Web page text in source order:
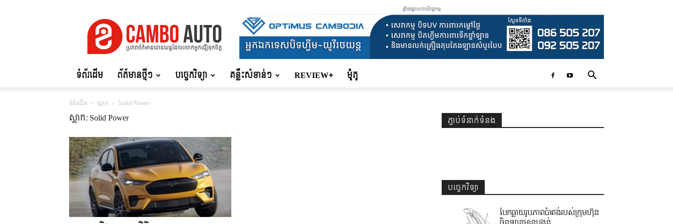
Auto
ផ្ទាំងផ្សាយពាណិជ្ជកម្ម
ទំព័រដើម ព័ត៍មានថ្មីៗ បច្ចេកវិទ្យា គន្លឹះសំខាន់ៗ REVIEW+ ម៉ូតូ
ទំព័រដើម ស្លាក Solid Power
ស្លាក: Solid Power ភ្ជាប់ទំនាក់ទំនង
បច្ចេកវិទ្យា
បែកធ្លាយរូបភាពប៉ាតង់របស់ក្រុមហ៊ុន